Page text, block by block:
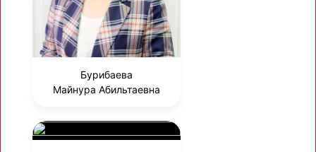
Бурибаева
Майнура Абильтаевна